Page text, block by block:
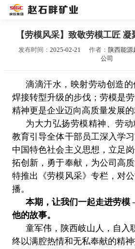
【劳模风采】致敬劳模工匠 凝
发布时间： 2025-02-21 作者： 陕西能源
公司
滴滴汗水，映射劳动创造的
焊接转型升级的步伐；劳模是
精神更是企业迈向高质量发展的
为大力弘扬劳模精神、劳动
教育引导全体干部员工深入学
中国特色社会主义思想，立足
拓创新，勇于奉献，为公司高
特推出《劳模风采》专栏，对
播。
本期，让我们一起走进劳
他的故事。
童军伟，陕西岐山人，自入
终以满腔热情和无私奉献的精